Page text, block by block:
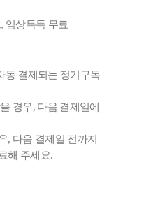
임상톡톡 무료
동 결제되는 정기구독
경우, 다음 결제일에
, 다음 결제일 전까지
해 주세요.